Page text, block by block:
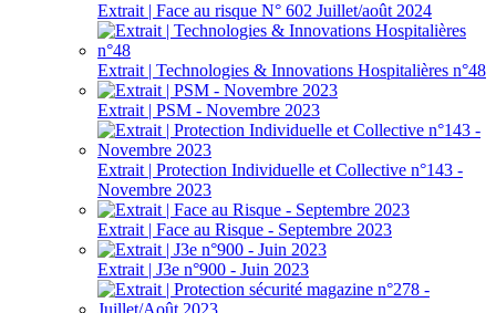
Extrait | Face au risque N° 602 Juillet/août 2024
Extrait | Technologies & Innovations Hospitalières n°48
Extrait | PSM - Novembre 2023
Extrait | Protection Individuelle et Collective n°143 -
Novembre 2023
Extrait | Face au Risque - Septembre 2023
Extrait | J3e n°900 - Juin 2023